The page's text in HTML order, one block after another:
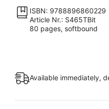
ISBN: 9788896860229
Article Nr.: S465TBit
80 pages, softbound
Available immediately,